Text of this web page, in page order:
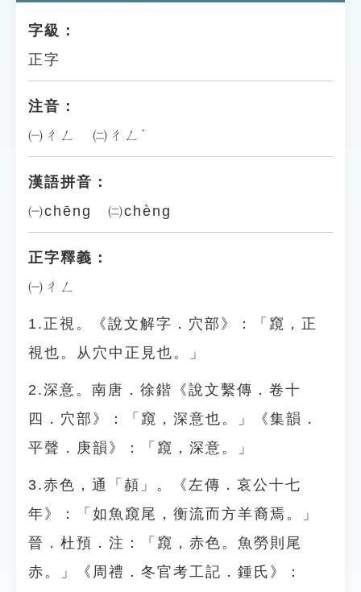
字級：
正字
注音：
㈠ㄔㄥ ㈡ㄔㄥˋ
漢語拼音：
㈠chēng ㈡chèng
正字釋義：
㈠ㄔㄥ
1.正視。《說文解字．穴部》：「竀，正
視也。从穴中正見也。」
2.深意。南唐．徐鍇《說文繫傳．卷十
四．穴部》：「竀，深意也。」《集韻．
平聲．庚韻》：「竀，深意。」
3.赤色，通「頳」。《左傳．哀公十七
年》：「如魚竀尾，衡流而方羊裔焉。」
晉．杜預．注：「竀，赤色。魚勞則尾
赤。」《周禮．冬官考工記．鍾氏》：